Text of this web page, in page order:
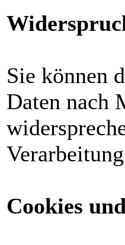
Sie können
Daten nach
Cookies